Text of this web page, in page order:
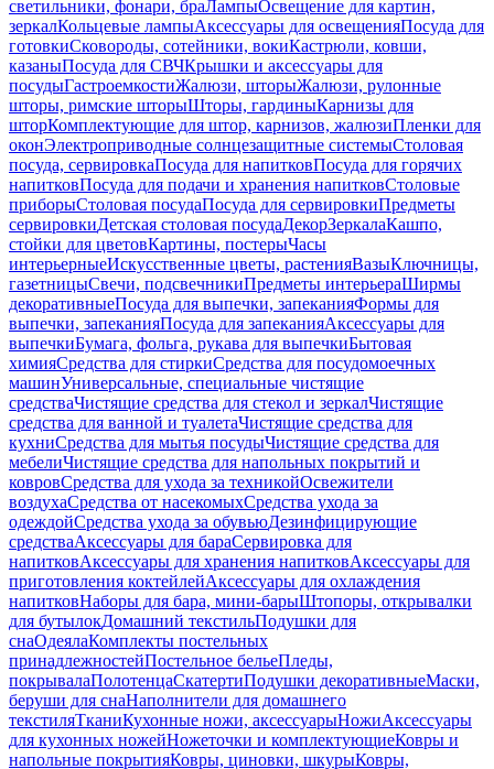
светильники, фонари, браЛампыОсвещение для картин,
зеркалКольцевые лампыАксессуары для освещенияПосуда для
готовкиСковороды, сотейники, вокиКастрюли, ковши,
казаныПосуда для СВЧКрышки и аксессуары для
посудыГастроемкостиЖалюзи, шторыЖалюзи, рулонные
шторы, римские шторыШторы, гардиныКарнизы для
шторКомплектующие для штор, карнизов, жалюзиПленки для
оконЭлектроприводные солнцезащитные системыСтоловая
посуда, сервировкаПосуда для напитковПосуда для горячих
напитковПосуда для подачи и хранения напитковСтоловые
приборыСтоловая посудаПосуда для сервировкиПредметы
сервировкиДетская столовая посудаДекорЗеркалаКашпо,
стойки для цветовКартины, постерыЧасы
интерьерныеИскусственные цветы, растенияВазыКлючницы,
газетницыСвечи, подсвечникиПредметы интерьераШирмы
декоративныеПосуда для выпечки, запеканияФормы для
выпечки, запеканияПосуда для запеканияАксессуары для
выпечкиБумага, фольга, рукава для выпечкиБытовая
химияСредства для стиркиСредства для посудомоечных
машинУниверсальные, специальные чистящие
средстваЧистящие средства для стекол и зеркалЧистящие
средства для ванной и туалетаЧистящие средства для
кухниСредства для мытья посудыЧистящие средства для
мебелиЧистящие средства для напольных покрытий и
ковровСредства для ухода за техникойОсвежители
воздухаСредства от насекомыхСредства ухода за
одеждойСредства ухода за обувьюДезинфицирующие
средстваАксессуары для бараСервировка для
напитковАксессуары для хранения напитковАксессуары для
приготовления коктейлейАксессуары для охлаждения
напитковНаборы для бара, мини-барыШтопоры, открывалки
для бутылокДомашний текстильПодушки для
снаОдеялаКомплекты постельных
принадлежностейПостельное бельеПледы,
покрывалаПолотенцаСкатертиПодушки декоративныеМаски,
беруши для снаНаполнители для домашнего
текстиляТканиКухонные ножи, аксессуарыНожиАксессуары
для кухонных ножейНожеточки и комплектующиеКовры и
напольные покрытияКовры, циновки, шкурыКовры,